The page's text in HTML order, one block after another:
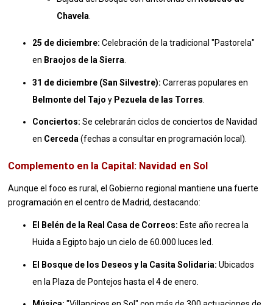
Chavela
25 de diciembre: Celebración de la tradicional "Pastorela"
en Braojos de la Sierra
31 de diciembre (San Silvestre): Carreras populares en
Belmonte del Tajo y Pezuela de las Torres
Conciertos: Se celebrarán ciclos de conciertos de Navidad
en Cerceda (fechas a consultar en programación local)
Complemento en la Capital: Navidad en Sol
Aunque el foco es rural, el Gobierno regional mantiene una fuerte
programación en el centro de Madrid, destacando:
El Belén de la Real Casa de Correos: Este año recrea la
Huida a Egipto bajo un cielo de 60.000 luces led
El Bosque de los Deseos y la Casita Solidaria: Ubicados
en la Plaza de Pontejos hasta el 4 de enero